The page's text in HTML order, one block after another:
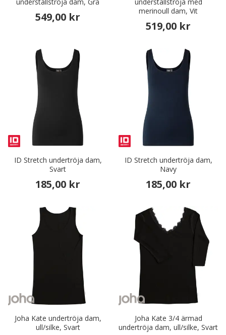
549,00 kr
merinoull dam, Vit
519,00 kr
ID Stretch undertröja dam,
Svart
185,00 kr
ID Stretch undertröja dam,
Navy
185,00 kr
Joha Kate undertröja dam,
ull/silke, Svart
Joha Kate 3/4 ärmad
undertröja dam, ull/silke, Svart